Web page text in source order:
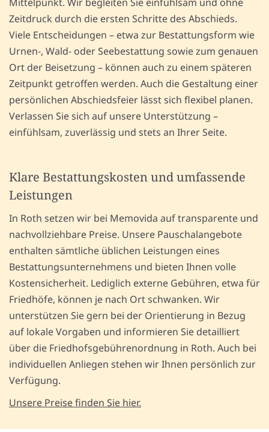
Zeitdruck durch die ersten Schritte des Abschieds.
Viele Entscheidungen – etwa zur Bestattungsform wie
Urnen-, Wald- oder Seebestattung sowie zum genauen
Ort der Beisetzung – können auch zu einem späteren
Zeitpunkt getroffen werden. Auch die Gestaltung einer
persönlichen Abschiedsfeier lässt sich flexibel planen.
Verlassen Sie sich auf unsere Unterstützung –
einfühlsam, zuverlässig und stets an Ihrer Seite.
Klare Bestattungskosten und umfassende
Leistungen
In Roth setzen wir bei Memovida auf transparente und
nachvollziehbare Preise. Unsere Pauschalangebote
enthalten sämtliche üblichen Leistungen eines
Bestattungsunternehmens und bieten Ihnen volle
Kostensicherheit. Lediglich externe Gebühren, etwa für
Friedhöfe, können je nach Ort schwanken. Wir
unterstützen Sie gern bei der Orientierung in Bezug
auf lokale Vorgaben und informieren Sie detailliert
über die Friedhofsgebührenordnung in Roth. Auch bei
individuellen Anliegen stehen wir Ihnen persönlich zur
Verfügung.
Unsere Preise finden Sie hier.